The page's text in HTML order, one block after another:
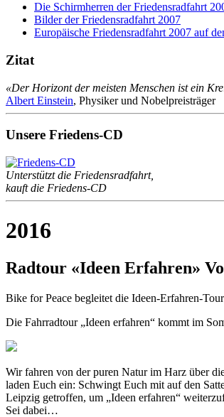
Die Schirmherren der Friedensradfahrt
Bilder der Friedensradfahrt 2007
Europäische Friedensradfahrt 2007 auf
Zitat
«Der Horizont der meisten Menschen ist ein
Albert Einstein, Physiker und Nobelpreisträger
Unsere Friedens-CD
Unterstützt die Friedensradfahrt,
kauft die Friedens-CD
2016
Radtour «Ideen Erfahren»
Bike for Peace begleitet die Ideen-Erfahren-
Die Fahrradtour „Ideen erfahren“ kommt im
Wir fahren von der puren Natur im Harz über
laden Euch ein: Schwingt Euch mit auf den
Leipzig getroffen, um „Ideen erfahren“
Sei dabei…